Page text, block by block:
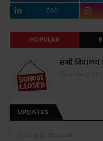
500
POPULAR
सभी
UPDATES